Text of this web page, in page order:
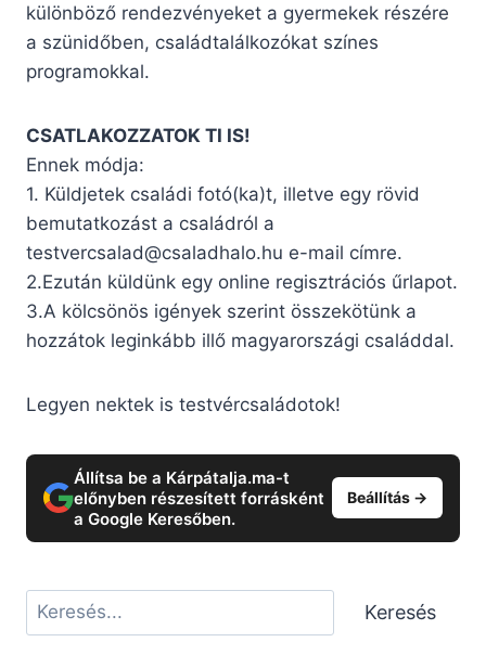
különböző rendezvényeket a gyermekek részére
a szünidőben, családtalálkozókat színes
programokkal.
CSATLAKOZZATOK TI IS!
Ennek módja:
1. Küldjetek családi fotó(ka)t, illetve egy rövid
bemutatkozást a családról a
testvercsalad@csaladhalo.hu e-mail címre.
2.Ezután küldünk egy online regisztrációs űrlapot.
3.A kölcsönös igények szerint összekötünk a
hozzátok leginkább illő magyarországi családdal.
Legyen nektek is testvércsaládotok!
Állítsa be a Kárpátalja.ma-t
előnyben részesített forrásként
a Google Keresőben.
Beállítás →
Keresés Keresés